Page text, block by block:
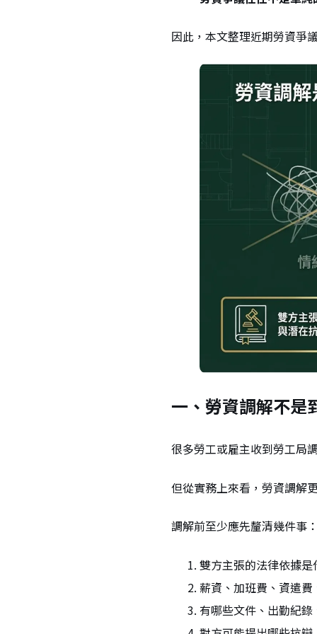
因此，本文整理近期勞資爭
一、勞資調解不是
很多勞工或雇主收到勞工局
但從實務上來看，勞資調解
調解前至少應先釐清幾件事
雙方主張的法律依據是
薪資、加班費、資遣
有哪些文件、出勤紀